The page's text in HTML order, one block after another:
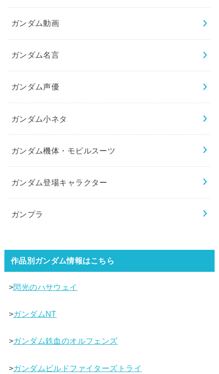
ガンダム動画
ガンダム名言
ガンダム声優
ガンダム小ネタ
ガンダム機体・モビルスーツ
ガンダム登場キャラクター
ガンプラ
作品別ガンダム情報はこちら
>閃光のハサウェイ
>ガンダムNT
>ガンダム鉄血のオルフェンズ
>ガンダムビルドファイターズトライ